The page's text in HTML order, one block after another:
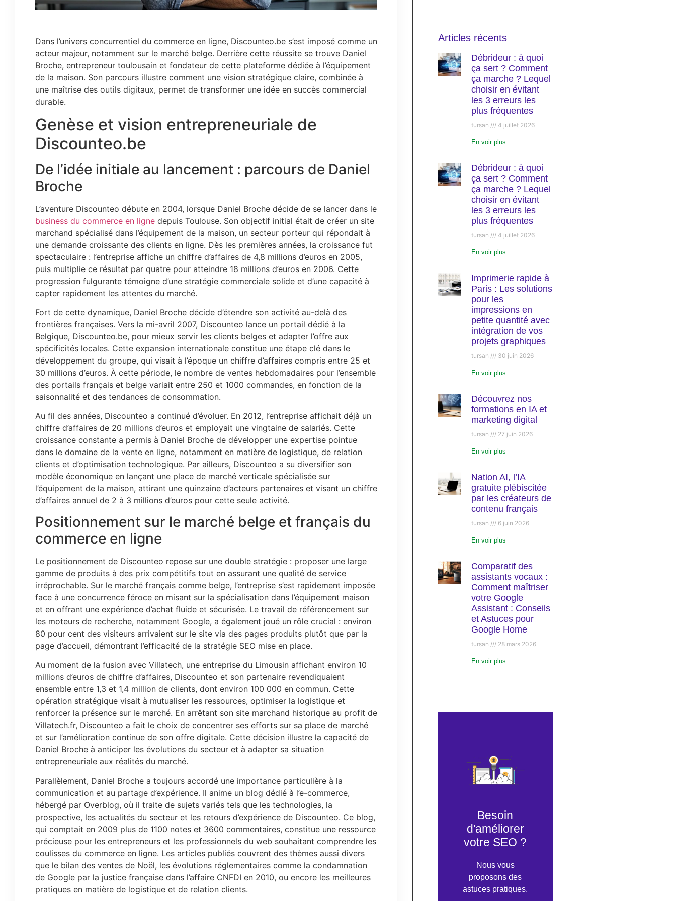
Dans l’univers concurrentiel du commerce en ligne, Discounteo.be s’est imposé comme un
acteur majeur, notamment sur le marché belge. Derrière cette réussite se trouve Daniel
Broche, entrepreneur toulousain et fondateur de cette plateforme dédiée à l’équipement
de la maison. Son parcours illustre comment une vision stratégique claire, combinée à
une maîtrise des outils digitaux, permet de transformer une idée en succès commercial
durable.
Genèse et vision entrepreneuriale de
Discounteo.be
De l’idée initiale au lancement : parcours de Daniel
Broche
L’aventure Discounteo débute en 2004, lorsque Daniel Broche décide de se lancer dans le
business du commerce en ligne depuis Toulouse. Son objectif initial était de créer un site
marchand spécialisé dans l’équipement de la maison, un secteur porteur qui répondait à
une demande croissante des clients en ligne. Dès les premières années, la croissance fut
spectaculaire : l’entreprise affiche un chiffre d’affaires de 4,8 millions d’euros en 2005,
puis multiplie ce résultat par quatre pour atteindre 18 millions d’euros en 2006. Cette
progression fulgurante témoigne d’une stratégie commerciale solide et d’une capacité à
capter rapidement les attentes du marché.
Fort de cette dynamique, Daniel Broche décide d’étendre son activité au-delà des
frontières françaises. Vers la mi-avril 2007, Discounteo lance un portail dédié à la
Belgique, Discounteo.be, pour mieux servir les clients belges et adapter l’offre aux
spécificités locales. Cette expansion internationale constitue une étape clé dans le
développement du groupe, qui visait à l’époque un chiffre d’affaires compris entre 25 et
30 millions d’euros. À cette période, le nombre de ventes hebdomadaires pour l’ensemble
des portails français et belge variait entre 250 et 1000 commandes, en fonction de la
saisonnalité et des tendances de consommation.
Au fil des années, Discounteo a continué d’évoluer. En 2012, l’entreprise affichait déjà un
chiffre d’affaires de 20 millions d’euros et employait une vingtaine de salariés. Cette
croissance constante a permis à Daniel Broche de développer une expertise pointue
dans le domaine de la vente en ligne, notamment en matière de logistique, de relation
clients et d’optimisation technologique. Par ailleurs, Discounteo a su diversifier son
modèle économique en lançant une place de marché verticale spécialisée sur
l’équipement de la maison, attirant une quinzaine d’acteurs partenaires et visant un chiffre
d’affaires annuel de 2 à 3 millions d’euros pour cette seule activité.
Positionnement sur le marché belge et français du
commerce en ligne
Le positionnement de Discounteo repose sur une double stratégie : proposer une large
gamme de produits à des prix compétitifs tout en assurant une qualité de service
irréprochable. Sur le marché français comme belge, l’entreprise s’est rapidement imposée
face à une concurrence féroce en misant sur la spécialisation dans l’équipement maison
et en offrant une expérience d’achat fluide et sécurisée. Le travail de référencement sur
les moteurs de recherche, notamment Google, a également joué un rôle crucial : environ
80 pour cent des visiteurs arrivaient sur le site via des pages produits plutôt que par la
page d’accueil, démontrant l’efficacité de la stratégie SEO mise en place.
Au moment de la fusion avec Villatech, une entreprise du Limousin affichant environ 10
millions d’euros de chiffre d’affaires, Discounteo et son partenaire revendiquaient
ensemble entre 1,3 et 1,4 million de clients, dont environ 100 000 en commun. Cette
opération stratégique visait à mutualiser les ressources, optimiser la logistique et
renforcer la présence sur le marché. En arrêtant son site marchand historique au profit de
Villatech.fr, Discounteo a fait le choix de concentrer ses efforts sur sa place de marché
et sur l’amélioration continue de son offre digitale. Cette décision illustre la capacité de
Daniel Broche à anticiper les évolutions du secteur et à adapter sa situation
entrepreneuriale aux réalités du marché.
Parallèlement, Daniel Broche a toujours accordé une importance particulière à la
communication et au partage d’expérience. Il anime un blog dédié à l’e-commerce,
hébergé par Overblog, où il traite de sujets variés tels que les technologies, la
prospective, les actualités du secteur et les retours d’expérience de Discounteo. Ce blog,
qui comptait en 2009 plus de 1100 notes et 3600 commentaires, constitue une ressource
précieuse pour les entrepreneurs et les professionnels du web souhaitant comprendre les
coulisses du commerce en ligne. Les articles publiés couvrent des thèmes aussi divers
que le bilan des ventes de Noël, les évolutions réglementaires comme la condamnation
de Google par la justice française dans l’affaire CNFDI en 2010, ou encore les meilleures
pratiques en matière de logistique et de relation clients.
Articles récents
Débrideur : à quoi
ça sert ? Comment
ça marche ? Lequel
choisir en évitant
les 3 erreurs les
plus fréquentes
tursan 4 juillet 2026
En voir plus
Débrideur : à quoi
ça sert ? Comment
ça marche ? Lequel
choisir en évitant
les 3 erreurs les
plus fréquentes
tursan 4 juillet 2026
En voir plus
Imprimerie rapide à
Paris : Les solutions
pour les
impressions en
petite quantité avec
intégration de vos
projets graphiques
tursan 30 juin 2026
En voir plus
Découvrez nos
formations en IA et
marketing digital
tursan 27 juin 2026
En voir plus
Nation AI, l’IA
gratuite plébiscitée
par les créateurs de
contenu français
tursan 6 juin 2026
En voir plus
Comparatif des
assistants vocaux :
Comment maîtriser
votre Google
Assistant : Conseils
et Astuces pour
Google Home
tursan 28 mars 2026
En voir plus
Besoin
d'améliorer
votre SEO ?
Nous vous
proposons des
astuces pratiques.